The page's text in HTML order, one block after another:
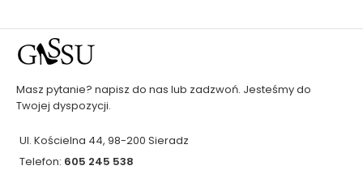
Masz pytanie? napisz do nas lub zadzwoń. Jesteśmy do
Twojej dyspozycji.
Ul. Kościelna 44, 98-200 Sieradz
Telefon: 605 245 538